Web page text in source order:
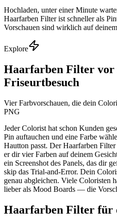
Hochladen, unter einer Minute
Haarfarben Filter ist schneller als
Vorschauen sind wirklich auf
Explore
Haarfarben Filter vor
Friseurtbesuch
Vier Farbvorschauen, die dein
PNG
Jeder Colorist hat schon Kunden
Pin auftauchen und eine Farbe
Hautton passt. Der Haarfarben
er dir vier Farben auf deinem
ein Screenshot des Panels, das dir
skip das Trial-and-Error. Dein
genau abgleichen. Viele Coloristen
lieber als Mood Boards — die
Haarfarben Filter für